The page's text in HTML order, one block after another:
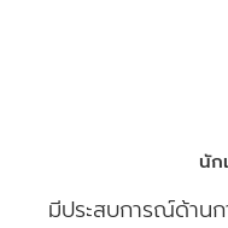
นัก
มีประสบการณ์ด้าน